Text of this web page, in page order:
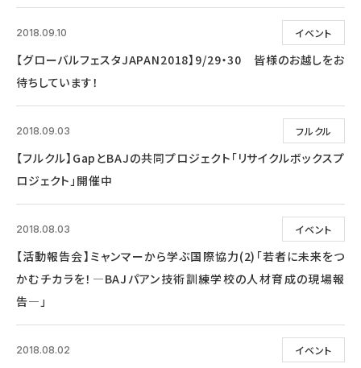
イベント
2018.09.10
【グローバルフェスタJAPAN2018】9/29・30 皆様のお越しをお
待ちしています！
フルクル
2018.09.03
【フルクル】GapとBAJの共同プロジェクト「リサイクルボックスプ
ロジェクト」開催中
イベント
2018.08.03
【活動報告会】ミャンマーから学ぶ国際協力(2)「若者に未来をつ
かむチカラを！―BAJパアン技術訓練学校の人材育成の現場報
告―」
イベント
2018.08.02